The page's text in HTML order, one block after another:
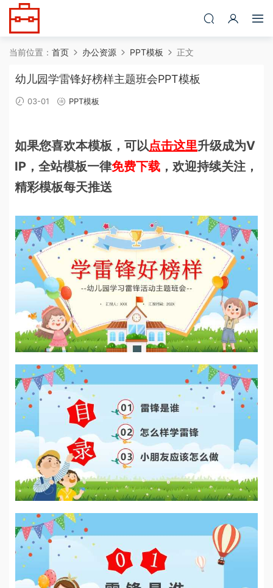
当前位置： 首页 办公资源 PPT模板 正文
幼儿园学雷锋好榜样主题班会PPT模板
03-01 PPT模板
如果您喜欢本模板，可以点击这里升级成为V
IP，全站模板一律免费下载 ，欢迎持续关注，
精彩模板每天推送